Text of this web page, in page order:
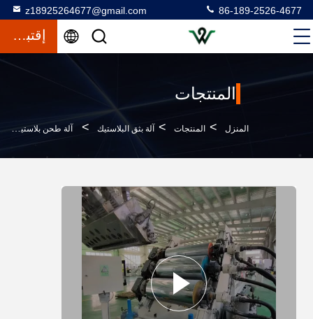
z18925264677@gmail.com 86-189-2526-4677
إقتباس
المنتجات
المنزل > المنتجات > آلة بثق البلاستيك > آلة طحن بلاستيكية مستمرة آلة أنابيب PVC مزدوجة المسمار